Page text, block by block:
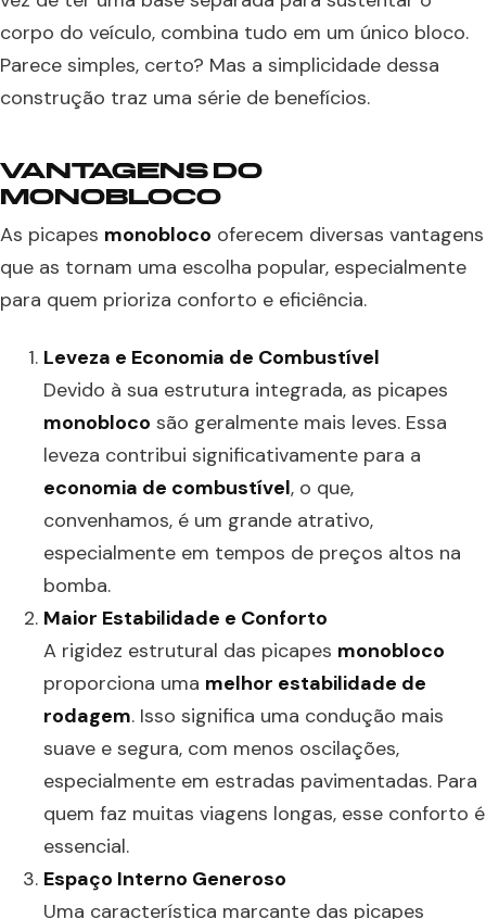
corpo do veículo, combina tudo em um único bloco.
Parece simples, certo? Mas a simplicidade dessa
construção traz uma série de benefícios.
VANTAGENS DO
MONOBLOCO
As picapes monobloco oferecem diversas vantagens
que as tornam uma escolha popular, especialmente
para quem prioriza conforto e eficiência.
Leveza e Economia de Combustível
Devido à sua estrutura integrada, as picapes
monobloco são geralmente mais leves. Essa
leveza contribui significativamente para a
economia de combustível, o que,
convenhamos, é um grande atrativo,
especialmente em tempos de preços altos na
bomba.
Maior Estabilidade e Conforto
A rigidez estrutural das picapes monobloco
proporciona uma melhor estabilidade de
rodagem. Isso significa uma condução mais
suave e segura, com menos oscilações,
especialmente em estradas pavimentadas. Para
quem faz muitas viagens longas, esse conforto é
essencial.
Espaço Interno Generoso
Uma característica marcante das picapes